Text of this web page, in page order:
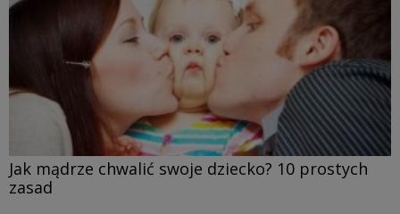
Jak mądrze chwalić swoje dziecko? 10 prostych
zasad